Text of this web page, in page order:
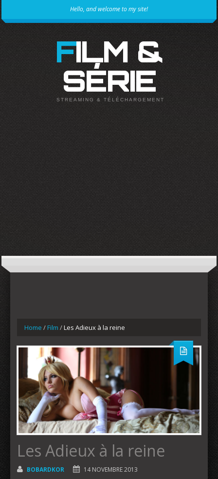
Hello, and welcome to my site!
FILM &
SÉRIE
STREAMING & TÉLÉCHARGEMENT
Home /Film /Les Adieux à la reine
Les Adieux à la reine
BOBARDKOR 14 NOVEMBRE 2013